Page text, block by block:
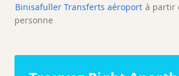
Binisafuller Transferts aéroport à partir
personne